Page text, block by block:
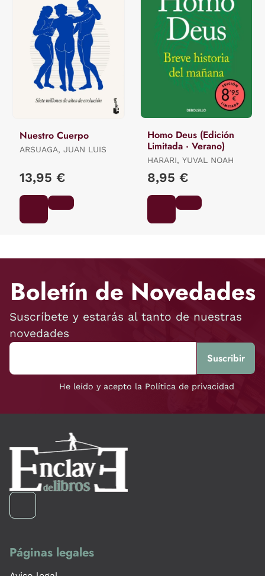
Nuestro Cuerpo
ARSUAGA, JUAN LUIS
13,95 €
Homo Deus (Edición
Limitada · Verano)
HARARI, YUVAL NOAH
8,95 €
Boletín de Novedades
Suscríbete y estarás al tanto de nuestras
novedades
He leído y acepto la Política de privacidad
Páginas legales